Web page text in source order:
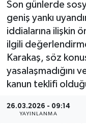
Son günlerde
geniş yankı
iddialarına ilişkin
ilgili
Karakaş, söz
yasalaşmadığını
kanun teklifi
26.03.2026 - 09:14
YAYINLANMA